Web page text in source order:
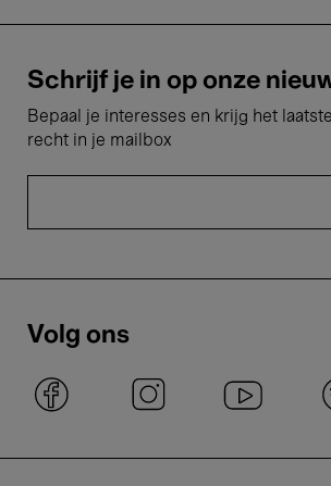
Schrijf je in op onze
Bepaal je interesses en krijg het
recht in je mailbox
Volg ons